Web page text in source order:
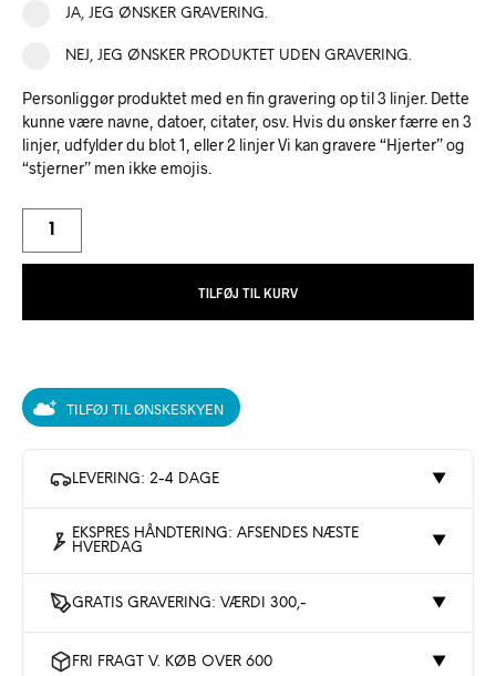
JA, JEG ØNSKER GRAVERING.
NEJ, JEG ØNSKER PRODUKTET UDEN GRAVERING.
Personliggør produktet med en fin gravering op til 3 linjer. Dette
kunne være navne, datoer, citater, osv. Hvis du ønsker færre en 3
linjer, udfylder du blot 1, eller 2 linjer Vi kan gravere “Hjerter” og
“stjerner” men ikke emojis.
TILFØJ TIL KURV
TILFØJ TIL ØNSKESKYEN
LEVERING: 2-4 DAGE ▼
EKSPRES HÅNDTERING: AFSENDES NÆSTE
HVERDAG
▼
GRATIS GRAVERING: VÆRDI 300,- ▼
FRI FRAGT V. KØB OVER 600 ▼